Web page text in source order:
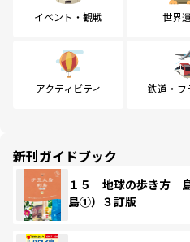
イベント・観戦 世界
アクティビティ 鉄道・フ
新刊ガイドブック
１５ 地球の歩き方
島①）３訂版